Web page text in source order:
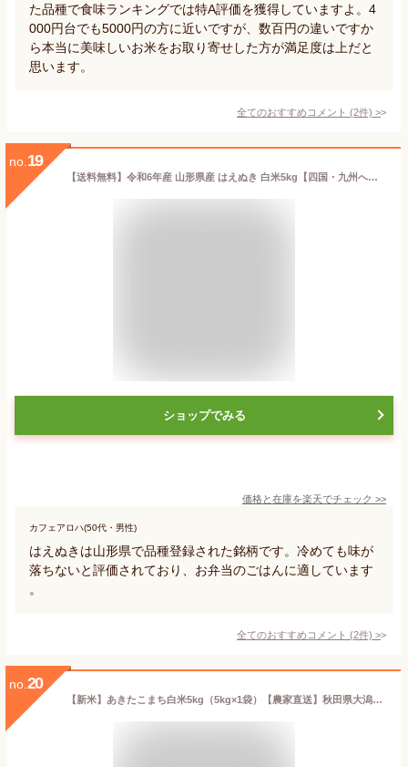
た品種で食味ランキングでは特A評価を獲得していますよ。4
000円台でも5000円の方に近いですが、数百円の違いですか
ら本当に美味しいお米をお取り寄せした方が満足度は上だと
思います。
全てのおすすめコメント (2件) >
no. 19
【送料無料】令和6年産 山形県産 はえぬき 白米5kg【四国・九州への配送は+400円/沖縄・離島への配送は+1,000円加算】
ショップでみる
価格と在庫を楽天でチェック >>
カフェアロハ(50代・男性)
はえぬきは山形県で品種登録された銘柄です。冷めても味が
落ちないと評価されており、お弁当のごはんに適しています
。
全てのおすすめコメント (2件) >
no. 20
【新米】あきたこまち白米5kg（5kg×1袋）【農家直送】秋田県大潟村産 2025年産 特別栽培米 あきたこまち 簡易袋 《送料無料》